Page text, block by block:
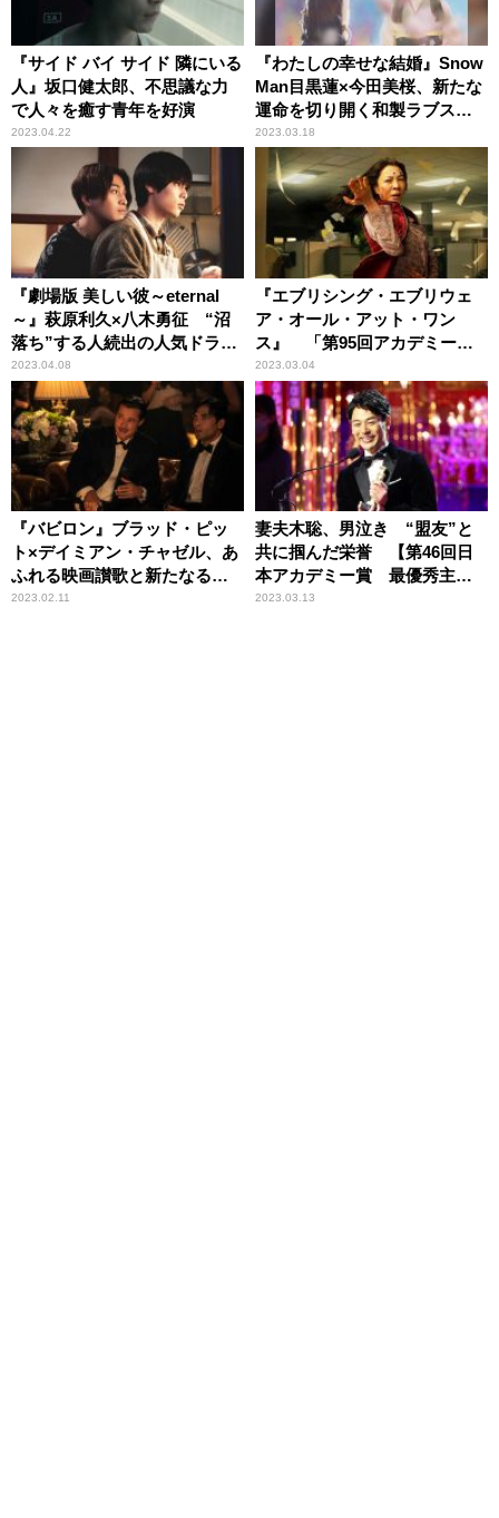
『サイド バイ サイド 隣にいる
人』坂口健太郎、不思議な力
で人々を癒す青年を好演
2023.04.22
『わたしの幸せな結婚』Snow
Man目黒蓮×今田美桜、新たな
運命を切り開く和製ラブスト
ーリー
2023.03.18
『劇場版 美しい彼～eternal
～』萩原利久×八木勇征 “沼
落ち”する人続出の人気ドラマ
が映画に
2023.04.08
『エブリシング・エブリウェ
ア・オール・アット・ワン
ス』 「第95回アカデミー
賞」注目度No.1ムービー
2023.03.04
『バビロン』ブラッド・ピッ
ト×デイミアン・チャゼル、あ
ふれる映画讃歌と新たなる挑
戦
2023.02.11
妻夫木聡、男泣き “盟友”と
共に掴んだ栄誉 【第46回日
本アカデミー賞 最優秀主演
男優賞】
2023.03.13